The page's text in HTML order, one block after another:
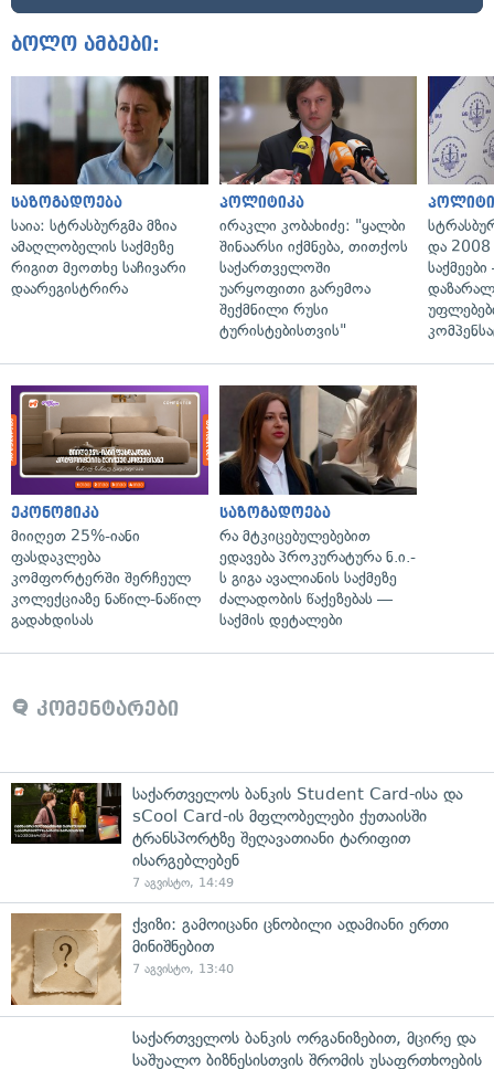
ბოლო ამბები:
საზოგადოება
საია: სტრასბურგმა მზია
ამაღლობელის საქმეზე
რიგით მეოთხე საჩივარი
დაარეგისტრირა
პოლიტიკა
ირაკლი კობახიძე: "ყალბი
შინაარსი იქმნება, თითქოს
საქართველოში
უარყოფითი გარემოა
შექმნილი რუსი
ტურისტებისთვის"
და 2008
ეკონომიკა
მიიღეთ 25%-იანი
ფასდაკლება
კომფორტერში შერჩეულ
კოლექციაზე ნაწილ-ნაწილ
გადახდისას
საზოგადოება
რა მტკიცებულებებით
ედავება პროკურატურა ნ.ი.-
ს გიგა ავალიანის საქმეზე
ძალადობის წაქეზებას —
საქმის დეტალები
კომენტარები
საქართველოს ბანკის Student Card-ისა და
sCool Card-ის მფლობელები ქუთაისში
ტრანსპორტზე შეღავათიანი ტარიფით
ისარგებლებენ
7 აგვისტო, 14:49
ქვიზი: გამოიცანი ცნობილი ადამიანი ერთი
მინიშნებით
7 აგვისტო, 13:40
საქართველოს ბანკის ორგანიზებით, მცირე და
საშუალო ბიზნესისთვის შრომის უსაფრთხოების